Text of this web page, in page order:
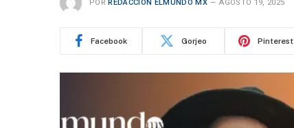
POR REDACCIÓN ELMUNDO MX AGOSTO 19, 2025
Facebook Gorjeo Pinterest